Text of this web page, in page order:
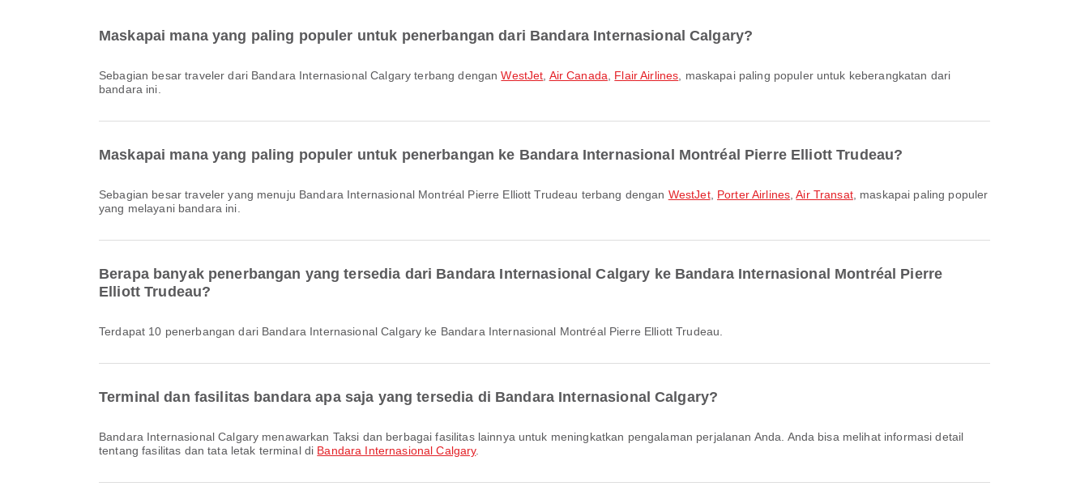
Maskapai mana yang paling populer untuk penerbangan dari Bandara Internasional Calgary?
Sebagian besar traveler dari Bandara Internasional Calgary terbang denganWestJet Air Canada Flair Airlines , maskapai paling populer untuk keberangkatan dari
bandara ini.
Maskapai mana yang paling populer untuk penerbangan ke Bandara Internasional Montréal Pierre Elliott Trudeau?
Sebagian besar traveler yang menuju Bandara Internasional Montréal Pierre Elliott Trudeau terbang dengan WestJet, Porter Airlines ,Air Transat, maskapai paling populer
yang melayani bandara ini.
Berapa banyak penerbangan yang tersedia dari Bandara Internasional Calgary ke Bandara Internasional Montréal Pierre
Elliott Trudeau?
Terdapat 10 penerbangan dari Bandara Internasional Calgary ke Bandara Internasional Montréal Pierre Elliott Trudeau.
Terminal dan fasilitas bandara apa saja yang tersedia di Bandara Internasional Calgary?
Bandara Internasional Calgary menawarkan Taksi dan berbagai fasilitas lainnya untuk meningkatkan pengalaman perjalanan Anda. Anda bisa melihat informasi detail
tentang fasilitas dan tata letak terminal di Bandara Internasional Calgary.